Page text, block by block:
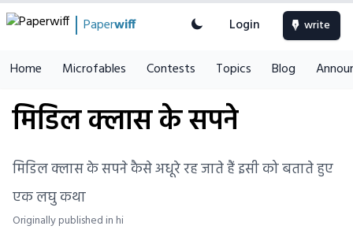
Paperwiff Login write
Home Microfables Contests Topics Blog
मिडिल क्लास के सपने
मिडिल क्लास के सपने कैसे अधूरे रह जाते हैं इसी को बताते हुए
एक लघु कथा
Originally published in hi